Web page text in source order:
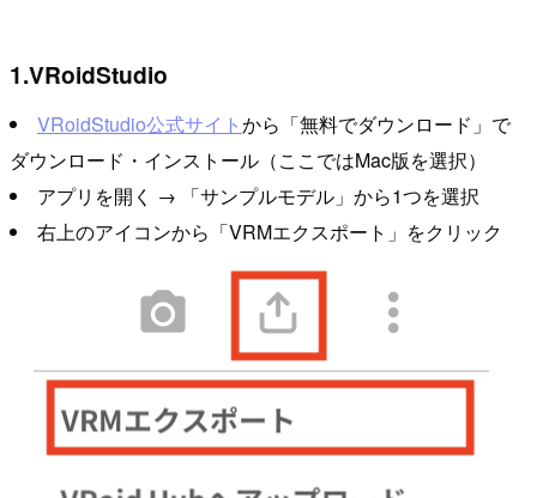
1.VRoidStudio
VRoidStudio公式サイトから「無料でダウンロード」で
ダウンロード・インストール（ここではMac版を選択）
アプリを開く → 「サンプルモデル」から1つを選択
右上のアイコンから「VRMエクスポート」をクリック